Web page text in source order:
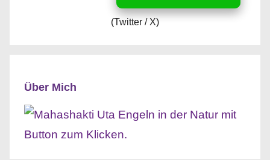
(Twitter / X)
Über Mich